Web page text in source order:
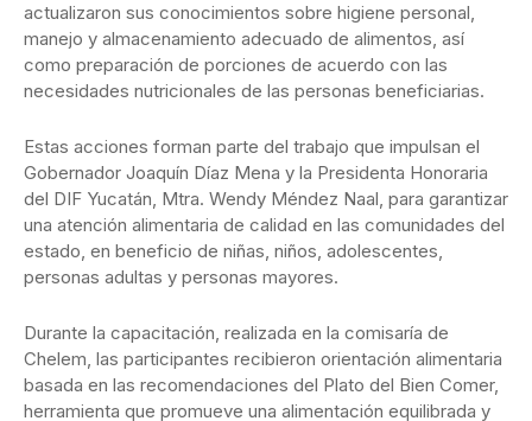
actualizaron sus conocimientos sobre higiene personal,
manejo y almacenamiento adecuado de alimentos, así
como preparación de porciones de acuerdo con las
necesidades nutricionales de las personas beneficiarias.
Estas acciones forman parte del trabajo que impulsan el
Gobernador Joaquín Díaz Mena y la Presidenta Honoraria
del DIF Yucatán, Mtra. Wendy Méndez Naal, para garantizar
una atención alimentaria de calidad en las comunidades del
estado, en beneficio de niñas, niños, adolescentes,
personas adultas y personas mayores.
Durante la capacitación, realizada en la comisaría de
Chelem, las participantes recibieron orientación alimentaria
basada en las recomendaciones del Plato del Bien Comer,
herramienta que promueve una alimentación equilibrada y